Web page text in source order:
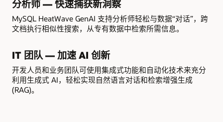
分析师 — 快速捕获新洞察
MySQL HeatWave GenAI 支持分析师轻松与数据“对话”，跨
文档执行相似性搜索，从专有数据中检索所需信息。
IT 团队 — 加速 AI 创新
开发人员和业务团队可使用集成式功能和自动化技术来充分
利用生成式 AI，轻松实现自然语言对话和检索增强生成
(RAG)。